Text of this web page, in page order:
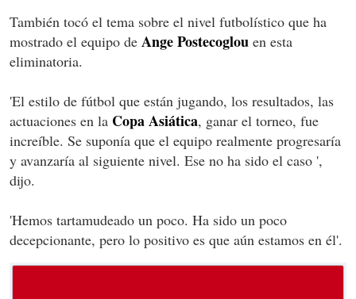
También tocó el tema sobre el nivel futbolístico que ha
mostrado el equipo de Ange Postecoglou en esta
eliminatoria.
'El estilo de fútbol que están jugando, los resultados, las
actuaciones en la Copa Asiática, ganar el torneo, fue
increíble. Se suponía que el equipo realmente progresaría
y avanzaría al siguiente nivel. Ese no ha sido el caso ',
dijo.
'Hemos tartamudeado un poco. Ha sido un poco
decepcionante, pero lo positivo es que aún estamos en él'.